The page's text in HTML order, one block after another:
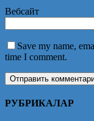
Вебсайт
Save my name,
time I comment.
РУБРИКАЛАР